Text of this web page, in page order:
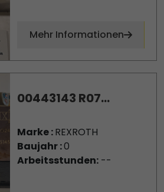
Mehr Informationen
00443143 R07...
Marke :REXROTH
Baujahr :0
Arbeitsstunden:--